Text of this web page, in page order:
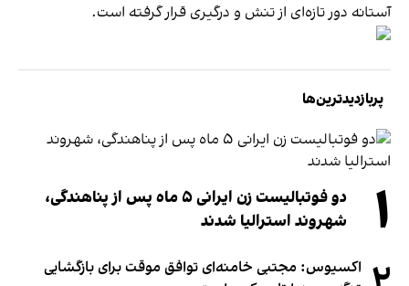
آستانه دور تازه‌ای از تنش و درگیری قرار گرفته است.
پربازدیدترین‌ها
۱
دو فوتبالیست زن ایرانی ۵ ماه پس از پناهندگی،
شهروند استرالیا شدند
اکسیوس: مجتبی خامنه‌ای توافق موقت برای بازگشایی